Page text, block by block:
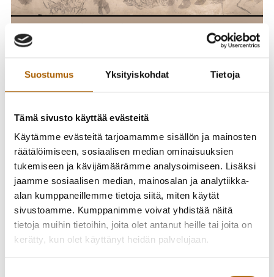
Suostumus Yksityiskohdat Tietoja
Tämä sivusto käyttää evästeitä
Käytämme evästeitä tarjoamamme sisällön ja mainosten
räätälöimiseen, sosiaalisen median ominaisuuksien
tukemiseen ja kävijämäärämme analysoimiseen. Lisäksi
jaamme sosiaalisen median, mainosalan ja analytiikka-
alan kumppaneillemme tietoja siitä, miten käytät
sivustoamme. Kumppanimme voivat yhdistää näitä
tietoja muihin tietoihin, joita olet antanut heille tai joita on
kerätty, kun olet käyttänyt heidän palvelujaan.
näyttely.
Enrico Mazzone (s. 1982, Torino) on italialainen
kuvataiteilija, joka on työskennellyt laajasti ympäri
Eurooppaa. Suomessa taiteilija on vaikuttanut muun
muassa Porissa, Raumalla ja Oulussa. Mazzonen
mielenkiinto ja innostus suomalaista mytologiaa kohtaan
heräsi jo ennen kuin hän asui Suomessa, noin vuonna 2008.
Teoksensa Mazzone toteuttaa lyijykynällä käyttäen